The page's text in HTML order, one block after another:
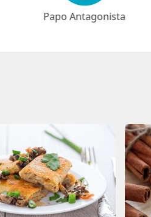
Meio-dia em Brasília